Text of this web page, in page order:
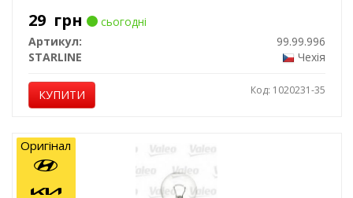
29 грн
сьогодні
Артикул:
99.99.996
STARLINE
Чехія
КУПИТИ Код: 1020231-35
Оригінал